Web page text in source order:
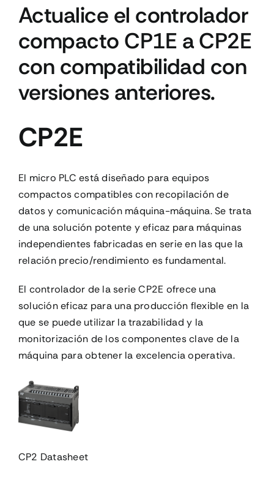
TIENDA
NOTICIAS
CONTACTO
MI CUENTA
CARRITO
Actualice el controlador
compacto CP1E a CP2E
con compatibilidad con
versiones anteriores.
CP2E
El micro PLC está diseñado para equipos
compactos compatibles con recopilación de
datos y comunicación máquina-máquina. Se trata
de una solución potente y eficaz para máquinas
independientes fabricadas en serie en las que la
relación precio/rendimiento es fundamental.
El controlador de la serie CP2E ofrece una
solución eficaz para una producción flexible en la
que se puede utilizar la trazabilidad y la
monitorización de los componentes clave de la
máquina para obtener la excelencia operativa.
CP2 Datasheet